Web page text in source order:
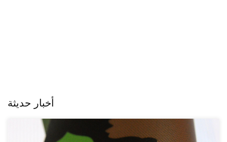
أخبار حديثة